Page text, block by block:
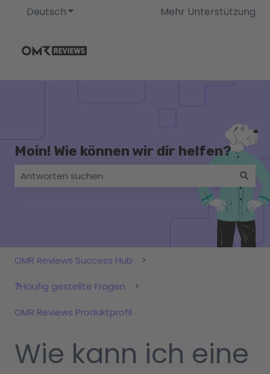
DeutschUntermenü für Übersetzungen anzeigen
Mehr Unterstützung
Moin! Wie können wir dir helfen?
Es gibt keine Vorschläge, da das Suchfeld leer ist.
OMR Reviews Success Hub
❓Häufig gestellte Fragen
OMR Reviews Produktprofil
Wie kann ich eine